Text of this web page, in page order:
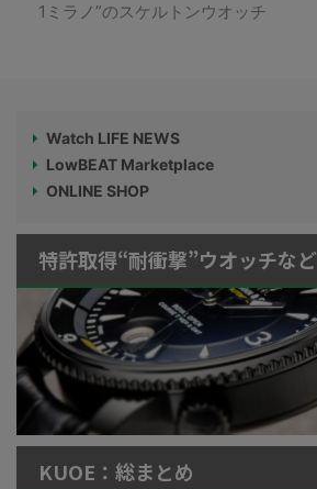
1ミラノ”のスケルトンウオッチ
Watch LIFE NEWS
LowBEAT Marketplace
ONLINE SHOP
特許取得“耐衝撃”ウオッチなど
KUOE：総まとめ